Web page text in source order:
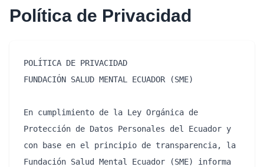
Política de Privacidad
POLÍTICA DE PRIVACIDAD
FUNDACIÓN SALUD MENTAL ECUADOR (SME)
En cumplimiento de la Ley Orgánica de
Protección de Datos Personales del Ecuador y
con base en el principio de transparencia, la
Fundación Salud Mental Ecuador (SME) informa